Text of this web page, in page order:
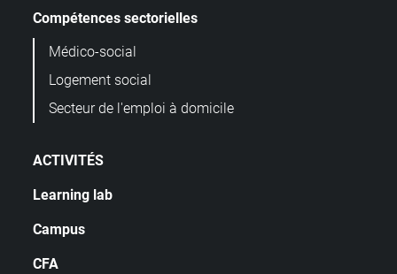
Compétences sectorielles
Médico-social
Logement social
Secteur de l'emploi à domicile
ACTIVITÉS
Learning lab
Campus
CFA